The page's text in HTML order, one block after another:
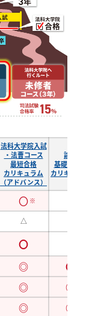
法科大学院入試
・法曹コース
最短合格
カリキュラム
（アドバンス）
論文
基礎力養
カリキュラ
〇 ※
△
〇
◎ 〇
◎ ◎
◎ ◎